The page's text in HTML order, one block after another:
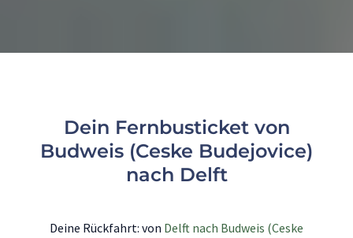
Dein Fernbusticket von
Budweis (Ceske Budejovice)
nach Delft
Deine Rückfahrt: von Delft nach Budweis (Ceske